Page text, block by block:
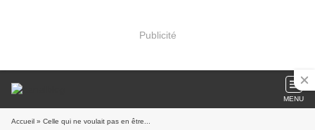
Publicité
MENU
Accueil » Celle qui ne voulait pas en être...